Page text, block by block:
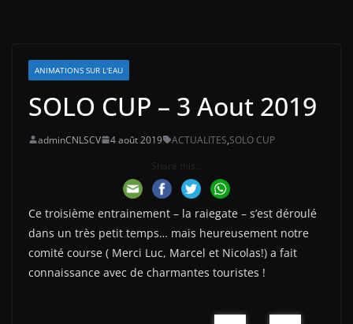
ANIMATIONS SUR L'EAU
SOLO CUP – 3 Aout 2019
adminCNLSCV 4 août 2019 ACTUALITES,SOLO CUP
Share this...
Ce troisième entrainement – la raiegate – s’est déroulé
dans un très petit temps… mais heureusement notre
comité course ( Merci Luc, Marcel et Nicolas!) a fait
connaissance avec de charmantes touristes !